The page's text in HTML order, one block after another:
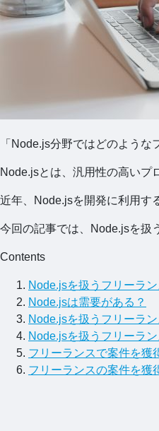
「Node.js分野ではどのよう
Node.jsとは、汎用性の高いプ
近年、Node.jsを開発に利用す
今回の記事では、Node.jsを扱
Contents
Node.jsを扱うフリーラ
Node.jsは需要がある？
Node.jsを扱うフリーラ
Node.jsを扱うフリーラ
フリーランスで案件を獲
フリーランスの案件を獲